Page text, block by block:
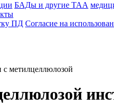
БАДы и другие ТАА
ПД Согласие на
метилцеллюлозой